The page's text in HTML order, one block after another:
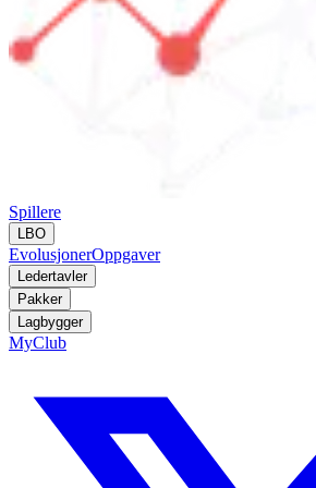
Spillere
LBO
EvolusjonerOppgaver
Ledertavler
Pakker
Lagbygger
MyClub